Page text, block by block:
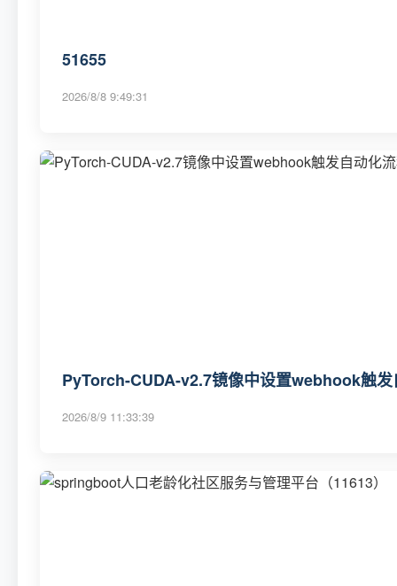
51655
2026/8/8 9:49:31
PyTorch-CUDA-v2.7镜像中设置webhook触发
2026/8/9 11:33:39